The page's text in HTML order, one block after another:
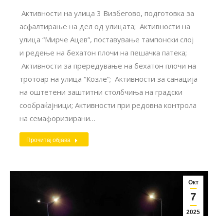
Активности на улица 3 Визбегово, подготовка за
асфалтирање на дел од улицата; Активности на
улица “Мирче Ацев”, поставување тампонски слој
и редење на бехатон плочи на пешачка патека;
Активности за прередување на бехатон плочи на
тротоар на улица “Козле”; Aктивности за санација
на оштетени заштитни столбчиња на градски
сообраќајници; Активности при редовна контрола
на семафоризирани…
Прочитај објава
Окт
7
2025